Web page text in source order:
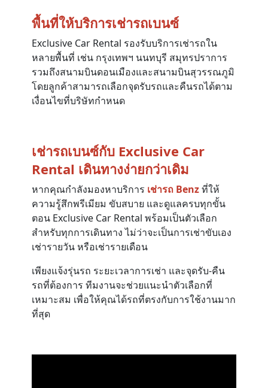
พื้นที่ให้บริการเช่ารถเบนซ์
Exclusive Car Rental รองรับบริการเช่ารถใน
หลายพื้นที่ เช่น กรุงเทพฯ นนทบุรี สมุทรปราการ
รวมถึงสนามบินดอนเมืองและสนามบินสุวรรณภูมิ
โดยลูกค้าสามารถเลือกจุดรับรถและคืนรถได้ตาม
เงื่อนไขที่บริษัทกำหนด
เช่ารถเบนซ์กับ Exclusive Car
Rental เดินทางง่ายกว่าเดิม
หากคุณกำลังมองหาบริการ เช่ารถ Benzที่ให้
ความรู้สึกพรีเมียม ขับสบาย และดูแลครบทุกขั้น
ตอน Exclusive Car Rental พร้อมเป็นตัวเลือก
สำหรับทุกการเดินทาง ไม่ว่าจะเป็นการเช่าขับเอง
เช่ารายวัน หรือเช่ารายเดือน
เพียงแจ้งรุ่นรถ ระยะเวลาการเช่า และจุดรับ-คืน
รถที่ต้องการ ทีมงานจะช่วยแนะนำตัวเลือกที่
เหมาะสม เพื่อให้คุณได้รถที่ตรงกับการใช้งานมาก
ที่สุด